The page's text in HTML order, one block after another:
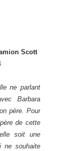
Scott
ne parlant
Barbara
père. Pour
de cette
soit une
ne souhaite